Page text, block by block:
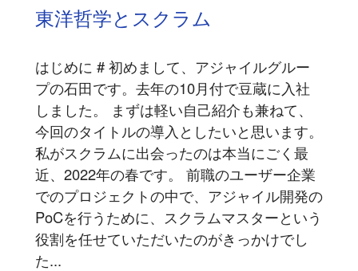
東洋哲学とスクラム
はじめに # 初めまして、アジャイルグルー
プの石田です。去年の10月付で豆蔵に入社
しました。 まずは軽い自己紹介も兼ねて、
今回のタイトルの導入としたいと思います。
私がスクラムに出会ったのは本当にごく最
近、2022年の春です。 前職のユーザー企業
でのプロジェクトの中で、アジャイル開発の
PoCを行うために、スクラムマスターという
役割を任せていただいたのがきっかけでし
た...